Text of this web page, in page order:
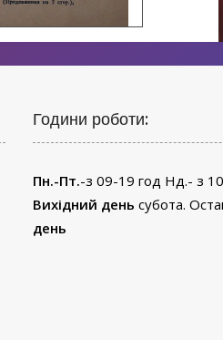
Години роботи:
Пн.-Пт.-з 09-19 год Нд.- з
Вихідний день субота.
день